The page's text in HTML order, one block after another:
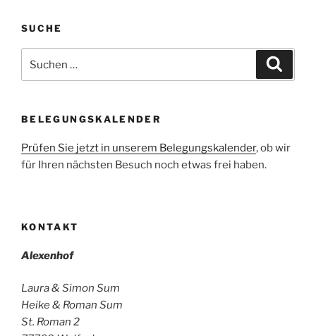
SUCHE
nach:
BELEGUNGSKALENDER
Prüfen Sie jetzt in unserem Belegungskalender, ob wir
für Ihren nächsten Besuch noch etwas frei haben.
KONTAKT
Alexenhof
Laura & Simon Sum
Heike & Roman Sum
St. Roman 2